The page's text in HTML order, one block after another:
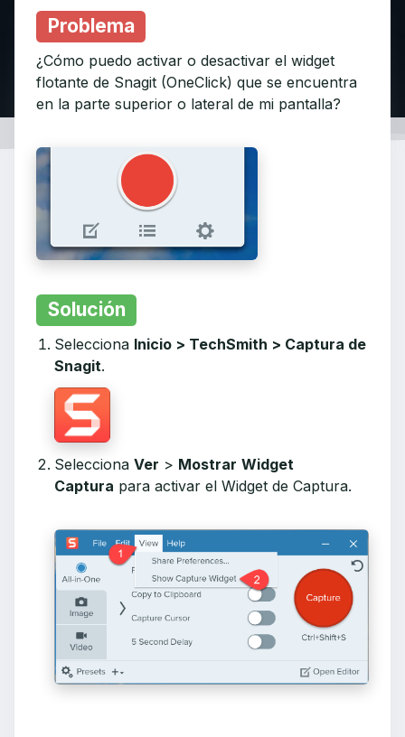
Problema
¿Cómo puedo activar o desactivar el widget
flotante de Snagit (OneClick) que se encuentra
en la parte superior o lateral de mi pantalla?
Solución
Selecciona Inicio > TechSmith > Captura de
Snagit.
Selecciona Ver > Mostrar Widget
Captura para activar el Widget de Captura.